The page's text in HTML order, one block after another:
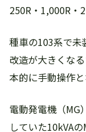
250R・1,000R・
種車の103系で未
改造が大きくな
本的に手動操作と
電動発電機（MG
していた10kVA